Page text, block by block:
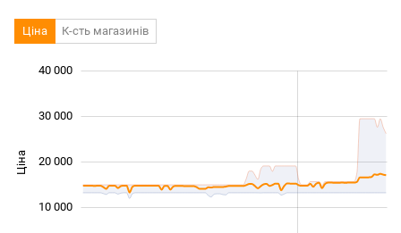
Ціна К-сть магазинів
Ціна 10 000
10 000
20 000
30 000
40 000